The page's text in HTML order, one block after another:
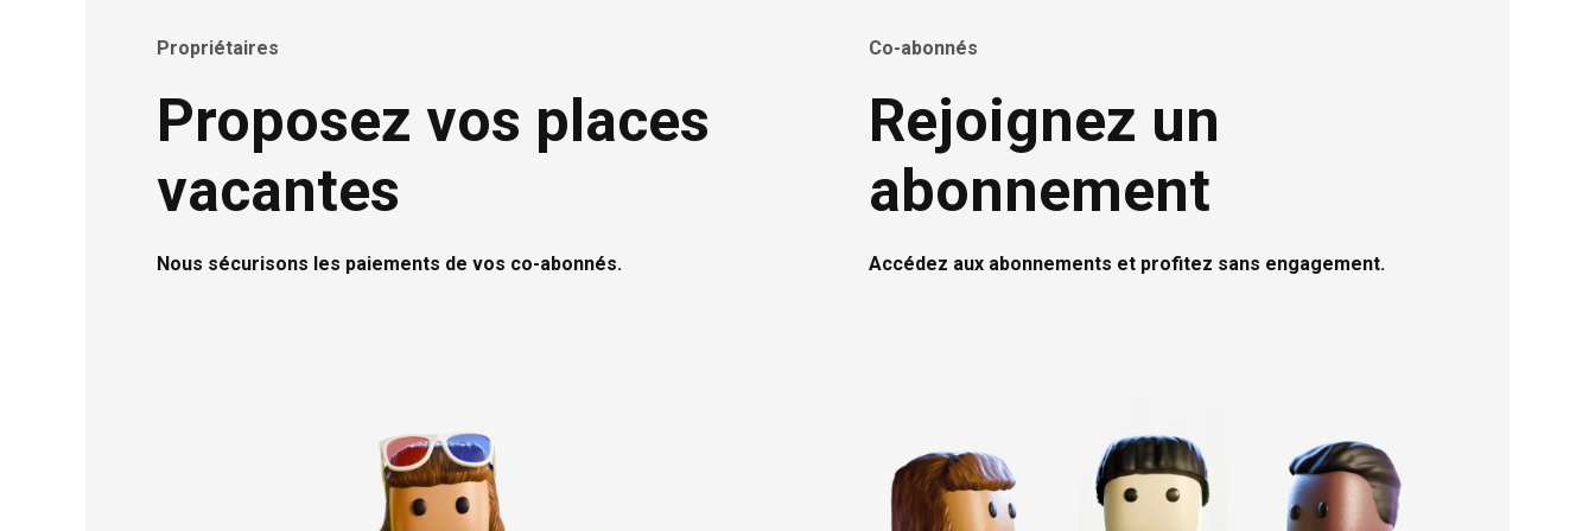
Cyber Ghost
Dashlane
Bitdefender
Google Play Pass
Propriétaires
Proposez vos places
vacantes
Nous sécurisons les paiements de vos co-abonnés.
Co-abonnés
Rejoignez un
abonnement
Accédez aux abonnements et profitez sans engagement.